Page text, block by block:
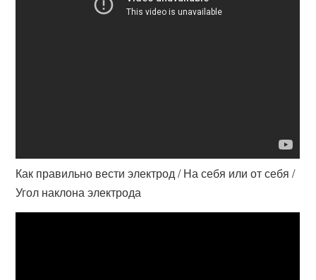
Как правильно вести электрод / На себя или от себя /
Угол наклона электрода